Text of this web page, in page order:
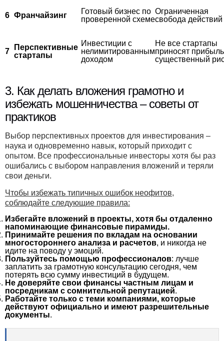
6 Франчайзинг
Готовый бизнес по
проверенной схеме
Ограниченная
свобода действий
7
Перспективные
стартапы
Инвестиции с
нелимитированным
доходом
Не все стартапы
приносят
существенный
3. Как делать вложения грамотно и
избежать мошенничества – советы от
практиков
Выбор перспективных проектов для инвестирования –
наука и одновременно навык, который приходит с
опытом. Все профессиональные инвесторы хотя бы раз
ошибались с выбором направления вложений и теряли
свои деньги.
Чтобы избежать типичных ошибок неофитов,
соблюдайте следующие правила:
Избегайте вложений в проекты, хотя бы отдаленно
напоминающие финансовые пирамиды.
Принимайте решения по вкладам на основании
многостороннего анализа и расчетов, и никогда не
идите на поводу у эмоций.
Пользуйтесь помощью профессионалов: лучше
заплатить за грамотную консультацию сегодня, чем
потерять всю сумму инвестиций в будущем.
Не доверяйте свои финансы частным лицам и
посредникам с сомнительной репутацией.
Работайте только с теми компаниями, которые
действуют официально и имеют разрешительные
документы.